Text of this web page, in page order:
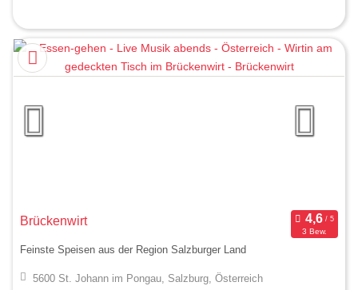
Brückenwirt
3 Bew.
Feinste Speisen aus der Region Salzburger Land
5600 St. Johann im Pongau, Salzburg, Österreich